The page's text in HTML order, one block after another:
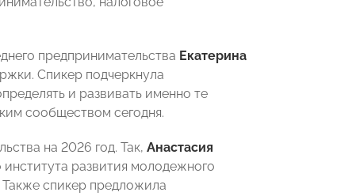
предпринимательства Екатерина
Спикер подчеркнула
и развивать именно те
сообществом сегодня.
на 2026 год. Так, Анастасия
развития молодежного
спикер предложила